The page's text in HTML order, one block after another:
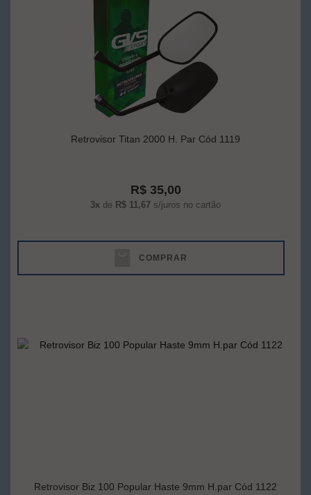
Retrovisor Titan 2000 H. Par Cód 1119
R$ 35,00
3x de R$ 11,67 s/juros no cartão
COMPRAR
Retrovisor Biz 100 Popular Haste 9mm H.par Cód 1122